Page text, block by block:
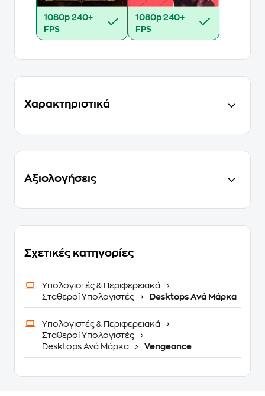
1080p 240+
FPS
1080p 240+
FPS
Χαρακτηριστικά
Αξιολογήσεις
Σχετικές κατηγορίες
Υπολογιστές & Περιφερειακά
Σταθεροί Υπολογιστές
Desktops Ανά Μάρκα
Υπολογιστές & Περιφερειακά
Σταθεροί Υπολογιστές
Desktops Ανά Μάρκα
Vengeance